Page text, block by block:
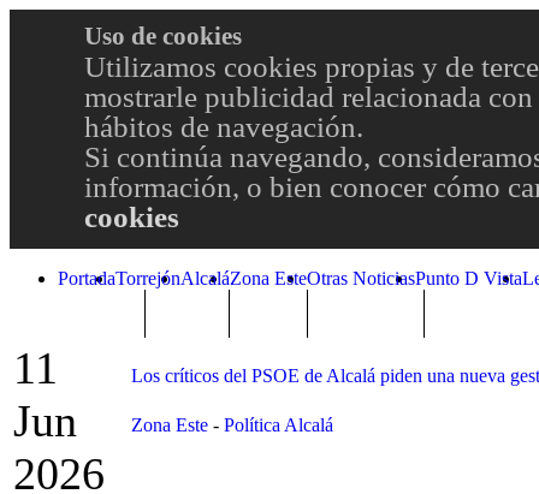
Uso de cookies
Utilizamos cookies propias y de
mostrarle publicidad relacionada
hábitos de navegación.
Si continúa navegando,
información, o bien conocer cómo
cookies
PortadaTorrejónAlcaláZona EsteOtras NoticiasPunto D Vista
11
Jun
2026
Los críticos del PSOE de Alcalá piden una nueva
Zona Este - Política Alcalá